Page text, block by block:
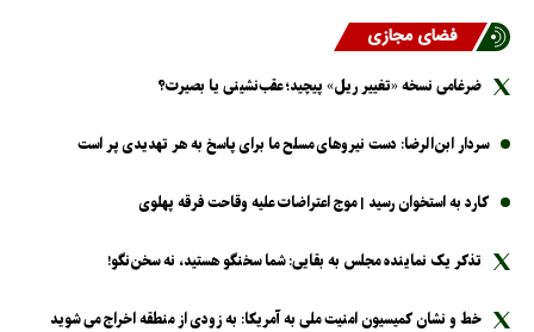
فضای مجازی
ضرغامی نسخه «تغییر ریل» پیچید؛ عقب‌نشینی یا بصیرت؟
سردار ابن‌الرضا: دست نیرو‌های مسلح ما برای پاسخ به هر تهدیدی پر است
کارد به استخوان رسید | موج اعتراضات علیه وقاحت فرقه پهلوی
تذکر یک نماینده مجلس به بقایی: شما سخنگو هستید، نه سخن‌نگو!
خط و نشان کمیسیون امنیت ملی به آمریکا: به زودی از منطقه اخراج می شوید